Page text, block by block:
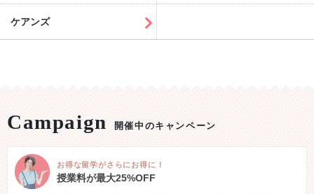
ケアンズ
開催中のキャンペーン
お得な留学がさらにお得に！
授業料が最大25%OFF